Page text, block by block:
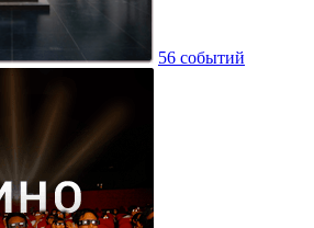
56 событий